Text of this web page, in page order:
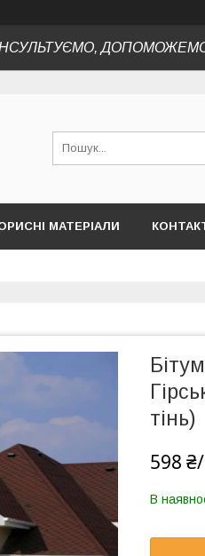
МАТЕРІАЛИ
тінь)
598
В